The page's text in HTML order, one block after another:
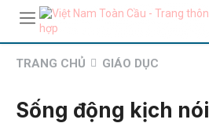
TRANG CHỦ GIÁO DỤC
Sống động kịch